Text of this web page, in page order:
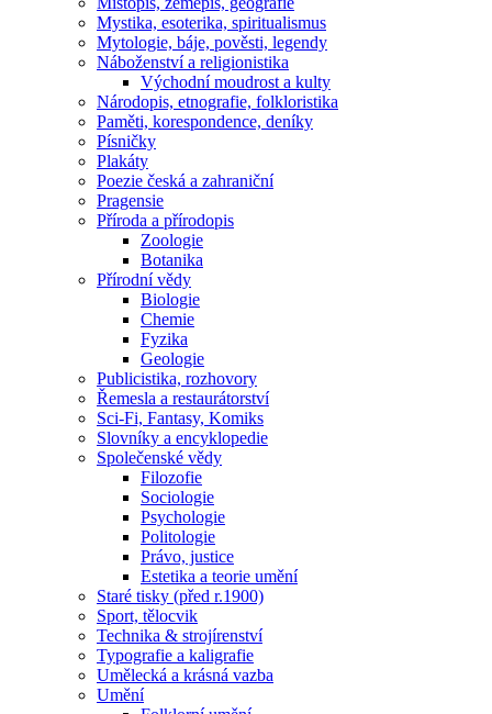
Mystika, esoterika, spiritualismus
Mytologie, báje, pověsti, legendy
Náboženství a religionistika
Východní moudrost a kulty
Národopis, etnografie, folkloristika
Paměti, korespondence, deníky
Písničky
Plakáty
Poezie česká a zahraniční
Pragensie
Příroda a přírodopis
Zoologie
Botanika
Přírodní vědy
Biologie
Chemie
Fyzika
Geologie
Publicistika, rozhovory
Řemesla a restaurátorství
Sci-Fi, Fantasy, Komiks
Slovníky a encyklopedie
Společenské vědy
Filozofie
Sociologie
Psychologie
Politologie
Právo, justice
Estetika a teorie umění
Staré tisky (před r.1900)
Sport, tělocvik
Technika & strojírenství
Typografie a kaligrafie
Umělecká a krásná vazba
Umění